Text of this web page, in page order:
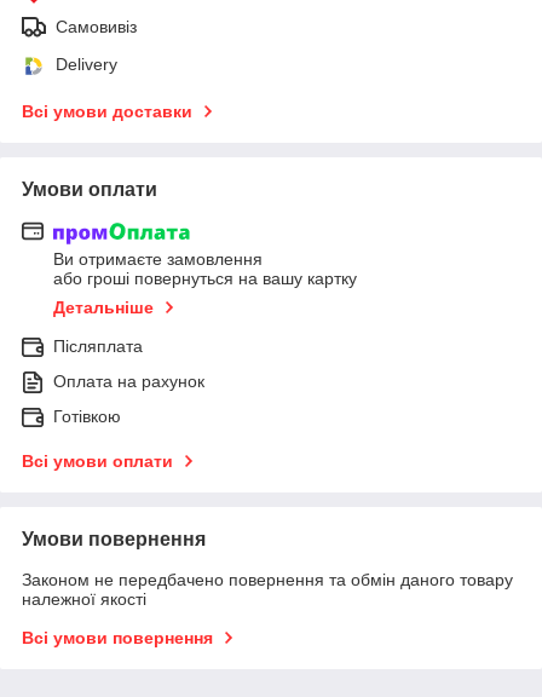
Самовивіз
Delivery
Всі умови доставки
Умови оплати
Ви отримаєте замовлення
або гроші повернуться на вашу картку
Детальніше
Післяплата
Оплата на рахунок
Готівкою
Всі умови оплати
Умови повернення
Законом не передбачено повернення та обмін даного товару
належної якості
Всі умови повернення